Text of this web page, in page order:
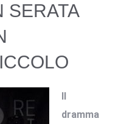
SERATA
Il
dramma